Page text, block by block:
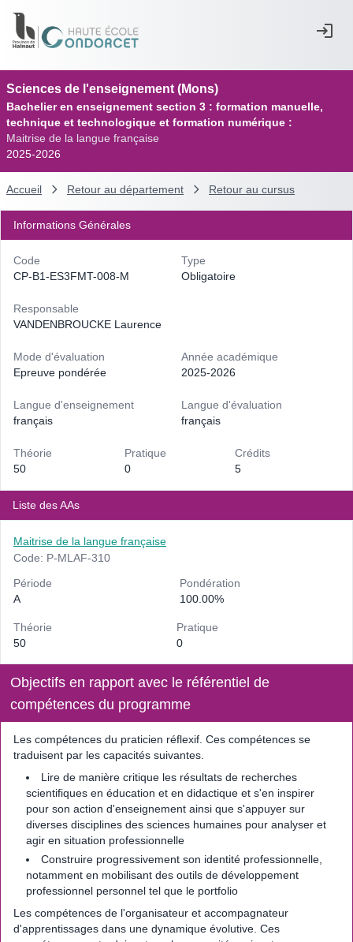
Sciences de l'enseignement (Mons)
Bachelier en enseignement section 3 : formation manuelle,
technique et technologique et formation numérique :
Maitrise de la langue française
2025-2026
Accueil Retour au département Retour au cursus
Informations Générales
Code
CP-B1-ES3FMT-008-M
Type
Obligatoire
Responsable
VANDENBROUCKE Laurence
Mode d'évaluation
Epreuve pondérée
Année académique
2025-2026
Langue d'enseignement
français
Langue d'évaluation
français
Théorie
50
Pratique
0
Crédits
5
Liste des AAs
Maitrise de la langue française
Code: P-MLAF-310
Période
A
Pondération
100.00%
Théorie
50
Pratique
0
Objectifs en rapport avec le référentiel de
compétences du programme
Les compétences du praticien réflexif. Ces compétences se
traduisent par les capacités suivantes.
Lire de manière critique les résultats de recherches
scientifiques en éducation et en didactique et s'en inspirer
pour son action d'enseignement ainsi que s'appuyer sur
diverses disciplines des sciences humaines pour analyser et
agir en situation professionnelle
Construire progressivement son identité professionnelle,
notamment en mobilisant des outils de développement
professionnel personnel tel que le portfolio
Les compétences de l'organisateur et accompagnateur
d'apprentissages dans une dynamique évolutive. Ces